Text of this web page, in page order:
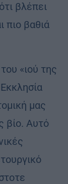
βλέπει
πιο βαθιά
«ιού της
μας
βίο. Αυτό